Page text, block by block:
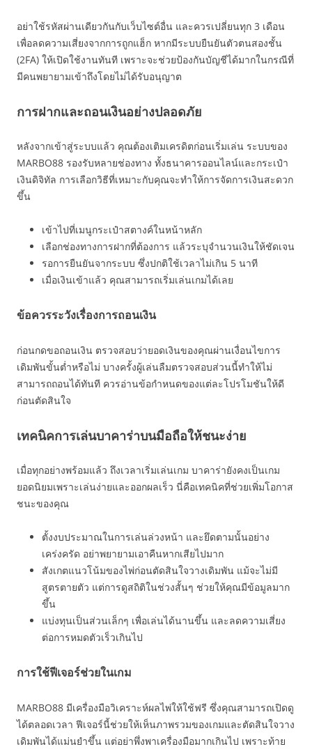
อย่าใช้รหัสผ่านเดียวกันกับเว็บไซต์อื่น และควรเปลี่ยนทุก 3 เดือน
เพื่อลดความเสี่ยงจากการถูกแฮ็ก หากมีระบบยืนยันตัวตนสองชั้น
(2FA) ให้เปิดใช้งานทันที เพราะจะช่วยป้องกันบัญชีได้มากในกรณีที่
มีคนพยายามเข้าถึงโดยไม่ได้รับอนุญาต
การฝากและถอนเงินอย่างปลอดภัย
หลังจากเข้าสู่ระบบแล้ว คุณต้องเติมเครดิตก่อนเริ่มเล่น ระบบของ
MARBO88 รองรับหลายช่องทาง ทั้งธนาคารออนไลน์และกระเป๋า
เงินดิจิทัล การเลือกวิธีที่เหมาะกับคุณจะทำให้การจัดการเงินสะดวก
ขึ้น
เข้าไปที่เมนูกระเป๋าสตางค์ในหน้าหลัก
เลือกช่องทางการฝากที่ต้องการ แล้วระบุจำนวนเงินให้ชัดเจน
รอการยืนยันจากระบบ ซึ่งปกติใช้เวลาไม่เกิน 5 นาที
เมื่อเงินเข้าแล้ว คุณสามารถเริ่มเล่นเกมได้เลย
ข้อควรระวังเรื่องการถอนเงิน
ก่อนกดขอถอนเงิน ตรวจสอบว่ายอดเงินของคุณผ่านเงื่อนไขการ
เดิมพันขั้นต่ำหรือไม่ บางครั้งผู้เล่นลืมตรวจสอบส่วนนี้ทำให้ไม่
สามารถถอนได้ทันที ควรอ่านข้อกำหนดของแต่ละโปรโมชันให้ดี
ก่อนตัดสินใจ
เทคนิคการเล่นบาคาร่าบนมือถือให้ชนะง่าย
เมื่อทุกอย่างพร้อมแล้ว ถึงเวลาเริ่มเล่นเกม บาคาร่ายังคงเป็นเกม
ยอดนิยมเพราะเล่นง่ายและออกผลเร็ว นี่คือเทคนิคที่ช่วยเพิ่มโอกาส
ชนะของคุณ
ตั้งงบประมาณในการเล่นล่วงหน้า และยึดตามนั้นอย่าง
เคร่งครัด อย่าพยายามเอาคืนหากเสียไปมาก
สังเกตแนวโน้มของไพ่ก่อนตัดสินใจวางเดิมพัน แม้จะไม่มี
สูตรตายตัว แต่การดูสถิติในช่วงสั้นๆ ช่วยให้คุณมีข้อมูลมาก
ขึ้น
แบ่งทุนเป็นส่วนเล็กๆ เพื่อเล่นได้นานขึ้น และลดความเสี่ยง
ต่อการหมดตัวเร็วเกินไป
การใช้ฟีเจอร์ช่วยในเกม
MARBO88 มีเครื่องมือวิเคราะห์ผลไพ่ให้ใช้ฟรี ซึ่งคุณสามารถเปิดดู
ได้ตลอดเวลา ฟีเจอร์นี้ช่วยให้เห็นภาพรวมของเกมและตัดสินใจวาง
เดิมพันได้แม่นยำขึ้น แต่อย่าพึ่งพาเครื่องมือมากเกินไป เพราะท้าย